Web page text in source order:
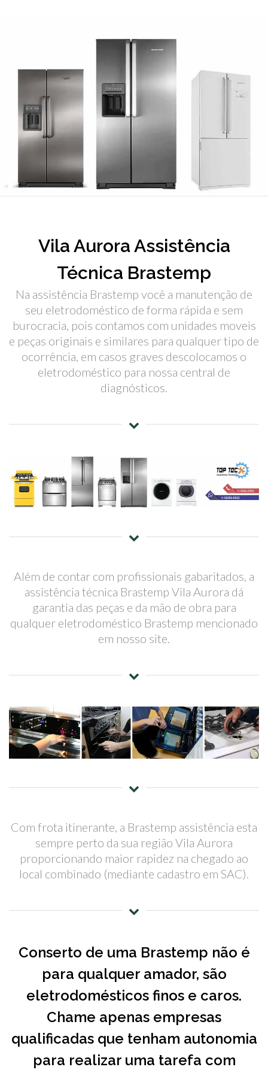
Vila Aurora Assistência
Técnica Brastemp
Na assistência Brastemp você a manutenção de
seu eletrodoméstico de forma rápida e sem
burocracia, pois contamos com unidades moveis
e peças originais e similares para qualquer tipo de
ocorrência, em casos graves descolocamos o
eletrodoméstico para nossa central de
diagnósticos.
Além de contar com profissionais gabaritados, a
assistência técnica Brastemp Vila Aurora dá
garantia das peças e da mão de obra para
qualquer eletrodoméstico Brastemp mencionado
em nosso site.
Com frota itinerante, a Brastemp assistência esta
sempre perto da sua região Vila Aurora
proporcionando maior rapidez na chegado ao
local combinado (mediante cadastro em SAC).
Conserto de uma Brastemp não é
para qualquer amador, são
eletrodomésticos finos e caros.
Chame apenas empresas
qualificadas que tenham autonomia
para realizar uma tarefa com